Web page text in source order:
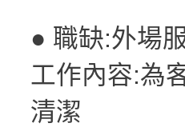
● 職缺:外場
工作內容:為
清潔